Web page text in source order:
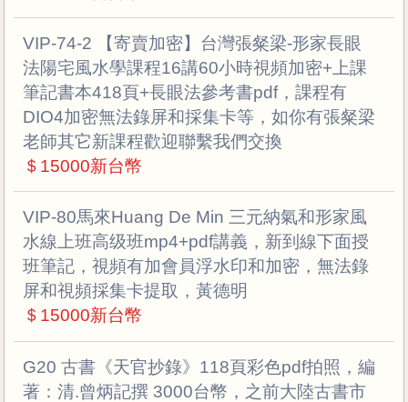
VIP-74-2 【寄賣加密】台灣張粲梁-形家長眼
法陽宅風水學課程16講60小時視頻加密+上課
筆記書本418頁+長眼法參考書pdf，課程有
DIO4加密無法錄屏和採集卡等，如你有張粲梁
老師其它新課程歡迎聯繫我們交換
＄15000新台幣
VIP-80馬來Huang De Min 三元納氣和形家風
水線上班高级班mp4+pdf講義，新到線下面授
班筆記，視頻有加會員浮水印和加密，無法錄
屏和視頻採集卡提取，黃德明
＄15000新台幣
G20 古書《天官抄錄》118頁彩色pdf拍照，編
著：清.曾炳記撰 3000台幣，之前大陸古書市